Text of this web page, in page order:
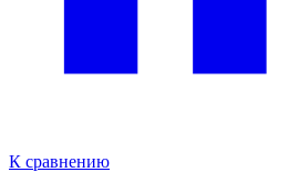
К сравнению